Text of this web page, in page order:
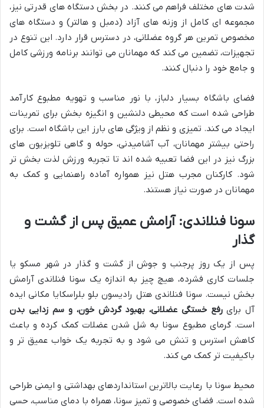
شدت های مختلف فراهم می کنند. در بخش دستگاه های قدرتی نیز،
مجموعه ای کامل از وزنه های آزاد (دمبل و هالتر) و دستگاه های
مخصوص تمرین هر گروه عضلانی، در دسترس قرار دارد. این تنوع در
تجهیزات، تضمین می کند که مهمانان می توانند برنامه ورزشی کامل
و جامع خود را دنبال کنند.
فضای باشگاه بسیار دلباز، با نور مناسب و تهویه مطبوع کارآمد
طراحی شده است که محیطی دلنشین و انگیزه بخش برای تمرینات
ایجاد می کند. تمیزی و نظم از ویژگی های بارز این باشگاه است. برای
راحتی بیشتر مهمانان، آب آشامیدنی، حوله و گاهی تلویزیون های
بزرگ نیز در این فضا تعبیه شده اند تا تجربه ورزش لذت بخش تر
شود. کارکنان مجرب هتل نیز همواره آماده راهنمایی و کمک به
مهمانان در صورت نیاز هستند.
سونا فنلاندی: آرامش عمیق پس از گشت و
گذار
پس از یک روز پرجنب و جوش از گشت و گذار در شهر مسکو یا
جلسات کاری فشرده، هیچ چیز به اندازه یک سونا فنلاندی آرامش
بخش نیست. سونا فنلاندی هتل رادیسون بلو بلراسکایا مکانی ایده
آل برایرفع خستگی عضلانی، بهبود گردش خون، و سم زدایی بدن
است. گرمای مطبوع سونا به شل شدن عضلات کمک کرده و باعث
کاهش استرس و تنش می شود و به تجربه یک خواب عمیق تر و
باکیفیت تر کمک می کند.
محیط سونا با رعایت بالاترین استانداردهای بهداشتی و ایمنی طراحی
شده است. فضای خصوصی و تمیز سونا، همراه با دمای مناسب، حسی